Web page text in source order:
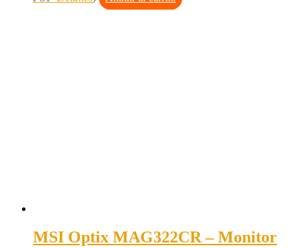
MSI Optix MAG322CR – Monitor